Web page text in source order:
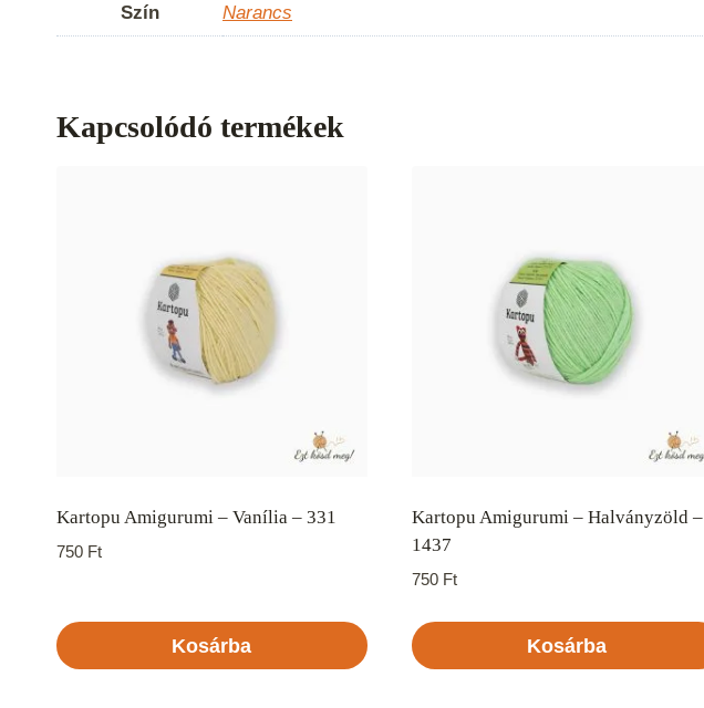
Szín Narancs
Kapcsolódó termékek
Kartopu Amigurumi – Vanília – 331
750 Ft
Kosárba
Kartopu Amigurumi – Halványzöld –
1437
750 Ft
Kosárba